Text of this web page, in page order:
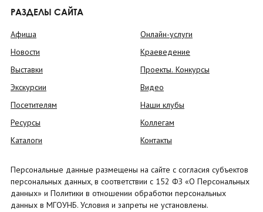
РАЗДЕЛЫ САЙТА
Афиша
Новости
Выставки
Экскурсии
Посетителям
Ресурсы
Каталоги
Онлайн-услуги
Краеведение
Проекты. Конкурсы
Видео
Наши клубы
Коллегам
Контакты
Персональные данные размещены на сайте с согласия субъектов
персональных данных, в соответствии с 152 ФЗ «О Персональных
данных» и Политики в отношении обработки персональных
данных в МГОУНБ. Условия и запреты не установлены.